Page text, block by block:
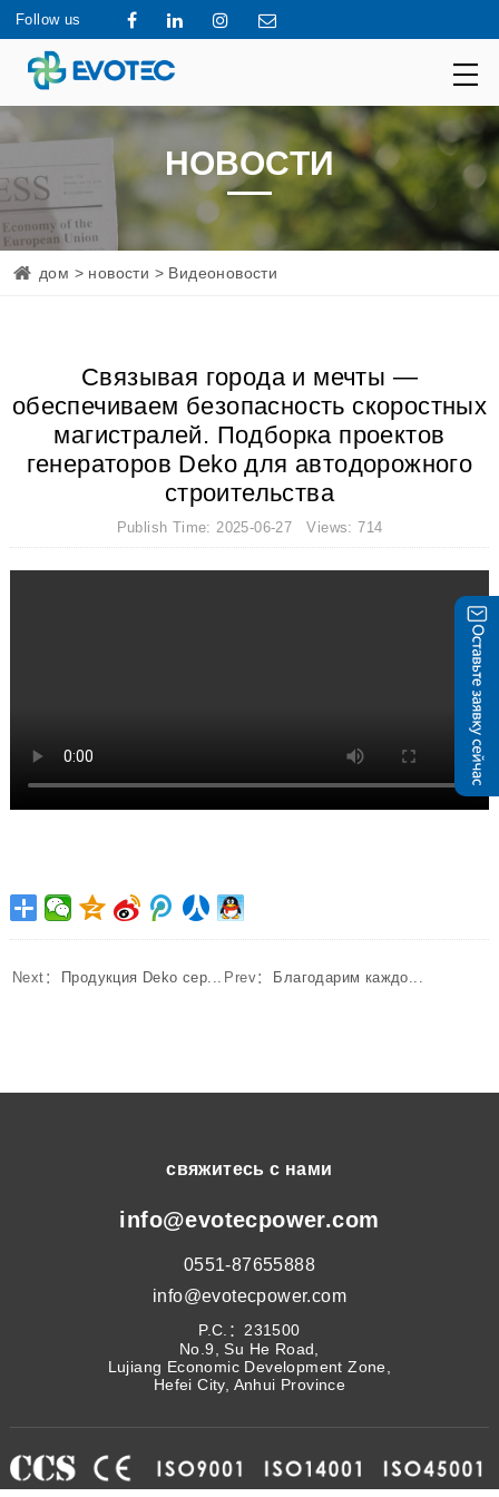
Follow us
НОВОСТИ
дом > новости > Видеоновости
Связывая города и мечты —
обеспечиваем безопасность скоростных
магистралей. Подборка проектов
генераторов Deko для автодорожного
строительства
Publish Time: 2025-06-27 Views: 714
Next： Продукция Deko сер... Prev： Благодарим каждо...
свяжитесь с нами
info@evotecpower.com
0551-87655888
info@evotecpower.com
P.C.：231500
No.9, Su He Road,
Lujiang Economic Development Zone,
Hefei City, Anhui Province